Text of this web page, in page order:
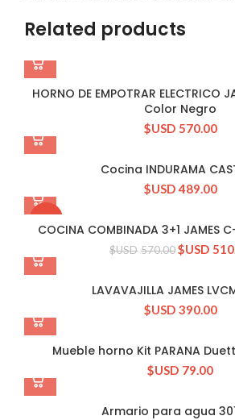
Related products
HORNO DE EMPOTRAR ELECTRICO
Color Negro
$USD 570.00
Cocina INDURAMA
$USD 489.00
COCINA COMBINADA 3+1 JAMES
$USD 570.00$USD
LAVAVAJILLA JAMES
$USD 390.00
Mueble horno Kit PARANA
$USD 79.00
Armario para agua